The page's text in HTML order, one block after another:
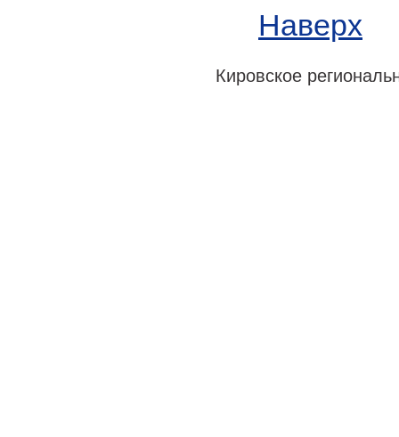
Наверх
Кировское